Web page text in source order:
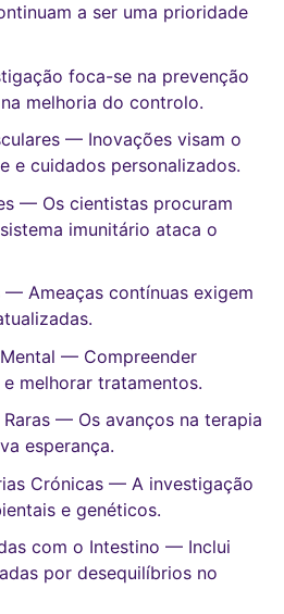
a ser uma prioridade
foca-se na prevenção
melhoria do controlo.
— Inovações visam o
e cuidados personalizados.
— Os cientistas procuram
imunitário ataca o
— Ameaças contínuas exigem
— Compreender
melhorar tratamentos.
— Os avanços na terapia
esperança.
Crónicas — A investigação
e genéticos.
com o Intestino — Inclui
por desequilíbrios no